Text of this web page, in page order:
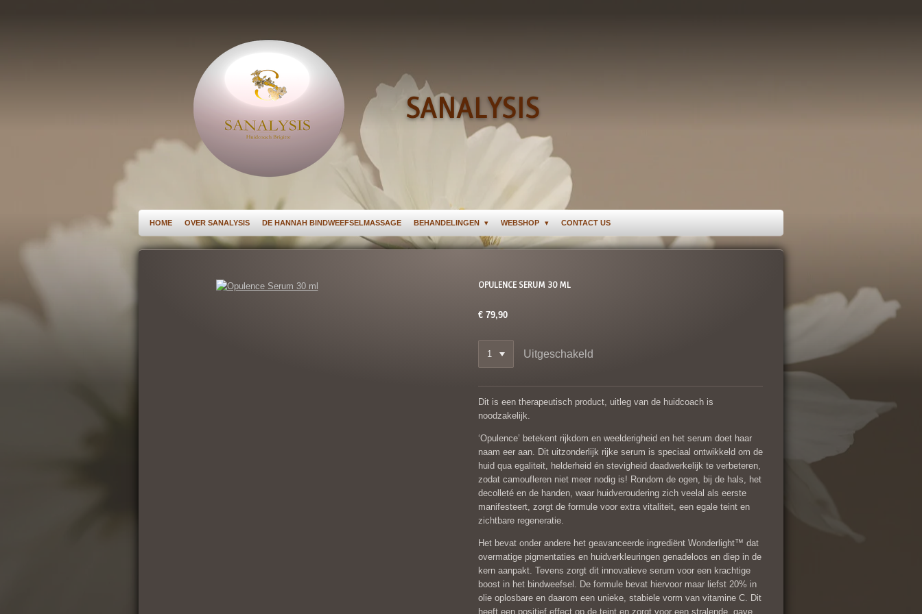
SANALYSIS
HOME OVER SANALYSIS DE HANNAH BINDWEEFSELMASSAGE BEHANDELINGEN WEBSHOP CONTACT US
OPULENCE SERUM 30 ML
€ 79,90
Uitgeschakeld
Dit is een therapeutisch product, uitleg van de huidcoach is
noodzakelijk.
‘Opulence’ betekent rijkdom en weelderigheid en het serum doet haar
naam eer aan. Dit uitzonderlijk rijke serum is speciaal ontwikkeld om de
huid qua egaliteit, helderheid én stevigheid daadwerkelijk te verbeteren,
zodat camoufleren niet meer nodig is! Rondom de ogen, bij de hals, het
decolleté en de handen, waar huidveroudering zich veelal als eerste
manifesteert, zorgt de formule voor extra vitaliteit, een egale teint en
zichtbare regeneratie.
Het bevat onder andere het geavanceerde ingrediënt Wonderlight™ dat
overmatige pigmentaties en huidverkleuringen genadeloos en diep in de
kern aanpakt. Tevens zorgt dit innovatieve serum voor een krachtige
boost in het bindweefsel. De formule bevat hiervoor maar liefst 20% in
olie oplosbare en daarom een unieke, stabiele vorm van vitamine C. Dit
heeft een positief effect op de teint en zorgt voor een stralende, gave